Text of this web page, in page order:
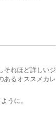
それほど詳しいジ
あるオススメカレ
うに。